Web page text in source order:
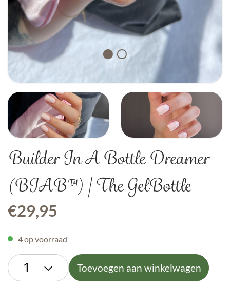
Builder In A Bottle Dreamer
(BIAB™) | The GelBottle
€29,95
4 op voorraad
Toevoegen aan winkelwagen